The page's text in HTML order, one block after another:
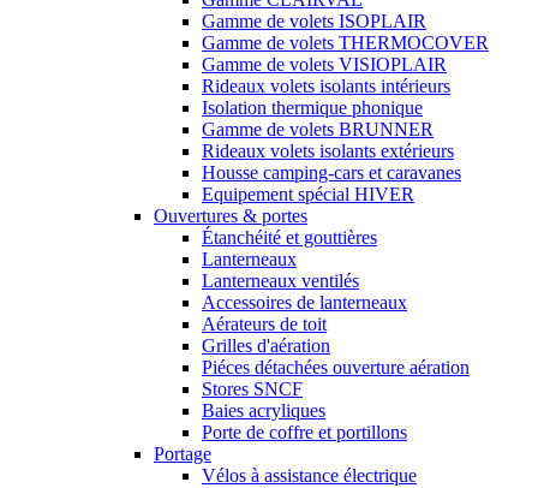
Gamme de volets ISOPLAIR
Gamme de volets THERMOCOVER
Gamme de volets VISIOPLAIR
Rideaux volets isolants intérieurs
Isolation thermique phonique
Gamme de volets BRUNNER
Rideaux volets isolants extérieurs
Housse camping-cars et caravanes
Equipement spécial HIVER
Ouvertures & portes
Étanchéité et gouttières
Lanterneaux
Lanterneaux ventilés
Accessoires de lanterneaux
Aérateurs de toit
Grilles d'aération
Piéces détachées ouverture aération
Stores SNCF
Baies acryliques
Porte de coffre et portillons
Portage
Vélos à assistance électrique